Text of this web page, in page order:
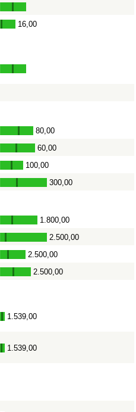
- 16,00
- 80,00
- 60,00
- 100,00
- 300,00
- 1.800,00
- 2.500,00
- 2.500,00
- 2.500,00
- 1.539,00
- 1.539,00